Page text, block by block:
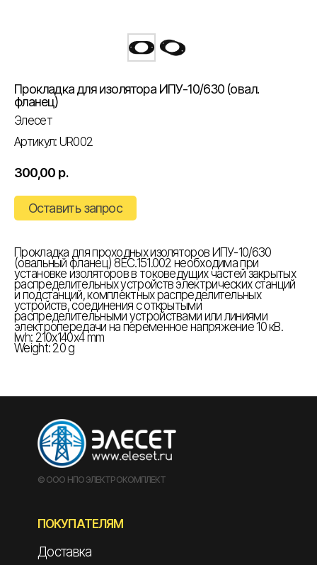
Прокладка для изолятора ИПУ-10/630 (овал.
фланец)
Элесет
Артикул: UR002
300,00 р.
Оставить запрос
Прокладка для проходных изоляторов ИПУ-10/630
(овальный фланец) 8ЕС.151.002 необходима при
установке изоляторов в токоведущих частей закрытых
распределительных устройств электрических станций
и подстанций, комплектных распределительных
устройств, соединения с открытыми
распределительными устройствами или линиями
электропередачи на переменное напряжение 10 кВ.
lwh: 210x140x4 mm
Weight: 20 g
© ООО НПО ЭЛЕКТРОКОМПЛЕКТ
ПОКУПАТЕЛЯМ
Доставка